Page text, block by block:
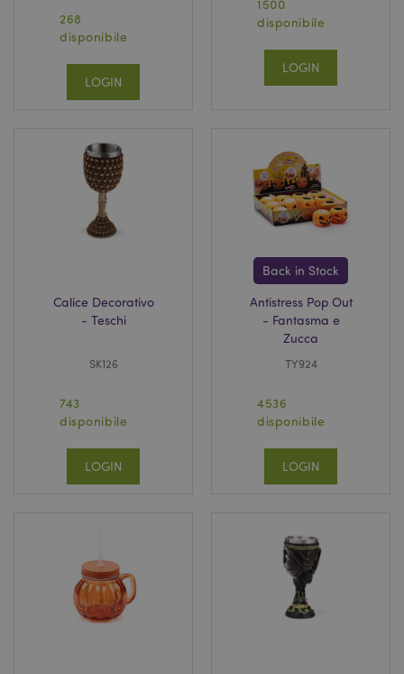
268
disponibile
LOGIN
1500
disponibile
LOGIN
Calice Decorativo
- Teschi
SK126
743
disponibile
LOGIN
Back in Stock
Antistress Pop Out
- Fantasma e
Zucca
TY924
4536
disponibile
LOGIN